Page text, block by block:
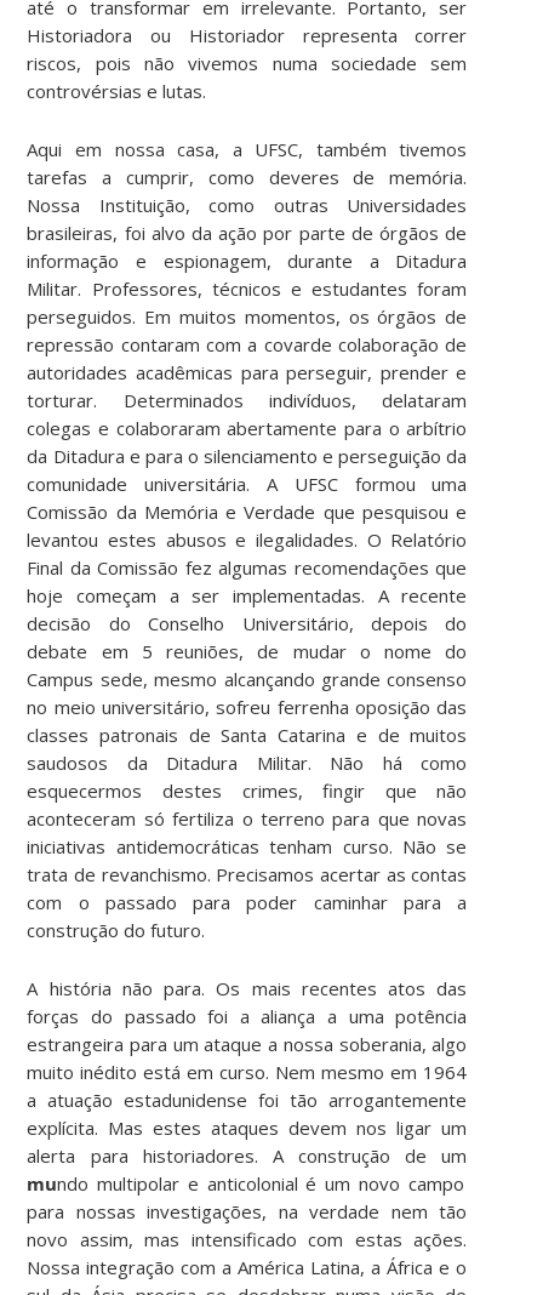
até o transformar em irrelevante. Portanto, ser
Historiadora ou Historiador representa correr
riscos, pois não vivemos numa sociedade sem
controvérsias e lutas.
Aqui em nossa casa, a UFSC, também tivemos
tarefas a cumprir, como deveres de memória.
Nossa Instituição, como outras Universidades
brasileiras, foi alvo da ação por parte de órgãos de
informação e espionagem, durante a Ditadura
Militar. Professores, técnicos e estudantes foram
perseguidos. Em muitos momentos, os órgãos de
repressão contaram com a covarde colaboração de
autoridades acadêmicas para perseguir, prender e
torturar. Determinados indivíduos, delataram
colegas e colaboraram abertamente para o arbítrio
da Ditadura e para o silenciamento e perseguição da
comunidade universitária. A UFSC formou uma
Comissão da Memória e Verdade que pesquisou e
levantou estes abusos e ilegalidades. O Relatório
Final da Comissão fez algumas recomendações que
hoje começam a ser implementadas. A recente
decisão do Conselho Universitário, depois do
debate em 5 reuniões, de mudar o nome do
Campus sede, mesmo alcançando grande consenso
no meio universitário, sofreu ferrenha oposição das
classes patronais de Santa Catarina e de muitos
saudosos da Ditadura Militar. Não há como
esquecermos destes crimes, fingir que não
aconteceram só fertiliza o terreno para que novas
iniciativas antidemocráticas tenham curso. Não se
trata de revanchismo. Precisamos acertar as contas
com o passado para poder caminhar para a
construção do futuro.
A história não para. Os mais recentes atos das
forças do passado foi a aliança a uma potência
estrangeira para um ataque a nossa soberania, algo
muito inédito está em curso. Nem mesmo em 1964
a atuação estadunidense foi tão arrogantemente
explícita. Mas estes ataques devem nos ligar um
alerta para historiadores. A construção de um
mundo multipolar e anticolonial é um novo campo
para nossas investigações, na verdade nem tão
novo assim, mas intensificado com estas ações.
Nossa integração com a América Latina, a África e o